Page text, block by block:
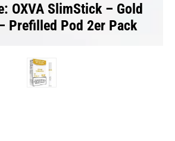
OXVA SlimStick – Gold
Prefilled Pod 2er Pack